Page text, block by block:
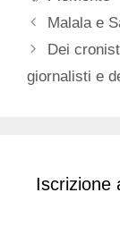
Malala e
Dei
giornalisti e
Iscrizione